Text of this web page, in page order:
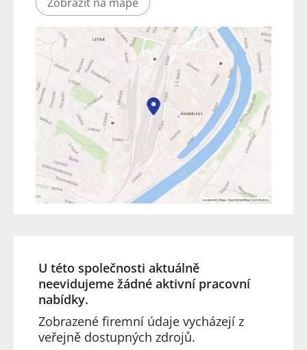
U této společnosti aktuálně
neevidujeme žádné aktivní pracovní
nabídky.
Zobrazené firemní údaje vycházejí z
veřejně dostupných zdrojů.